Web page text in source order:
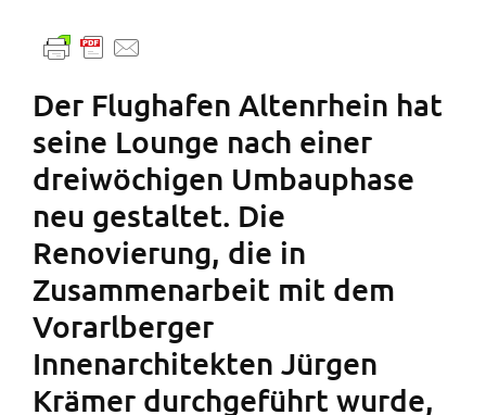
Der Flughafen Altenrhein hat
seine Lounge nach einer
dreiwöchigen Umbauphase
neu gestaltet. Die
Renovierung, die in
Zusammenarbeit mit dem
Vorarlberger
Innenarchitekten Jürgen
Krämer durchgeführt wurde,